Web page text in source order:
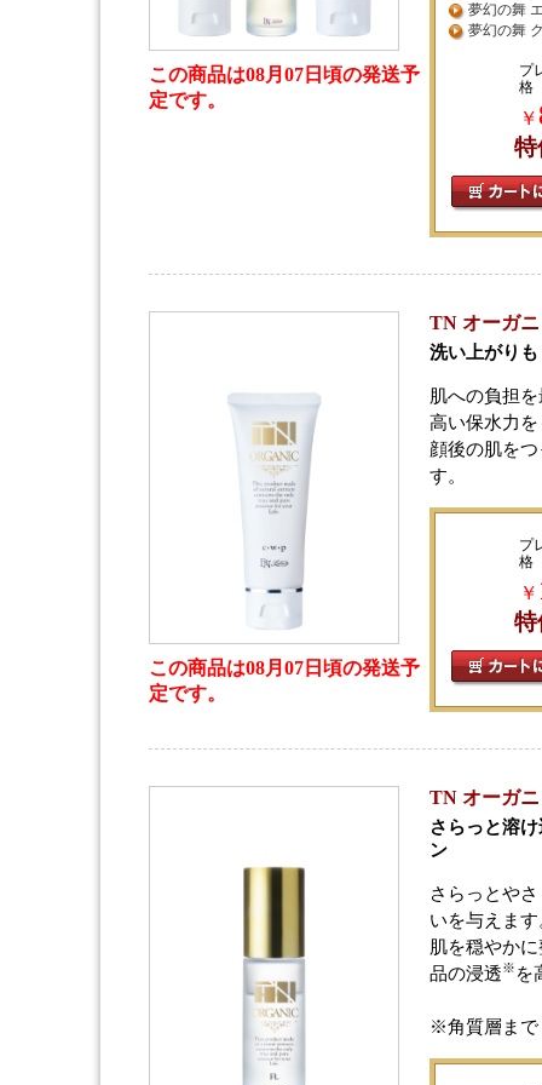
この商品は08月07日頃の発送予
定です。
夢幻の舞
夢幻の舞
プ
格
￥
特
この商品は08月07日頃の発送予
定です。
TN オーガニ
洗い上がり
肌への負担
高い保水力
顔後の肌を
す。
プ
格
￥
特
TN オーガ
さらっと溶
ン
さらっとや
いを与えます
肌を穏やか
品の浸透※ を
※角質層まで